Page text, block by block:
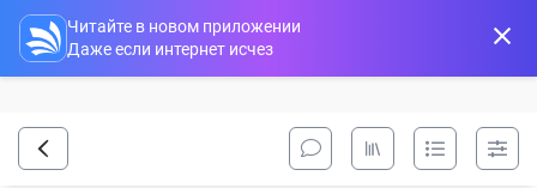
Читайте в новом приложении
Даже если интернет исчез